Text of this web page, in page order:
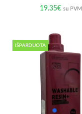
19.35€ su PVM
IŠPARDUOTA